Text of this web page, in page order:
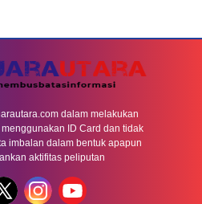
dalam melakukan
ID Card dan tidak
imbalan dalam bentuk apapun
aktifitas peliputan